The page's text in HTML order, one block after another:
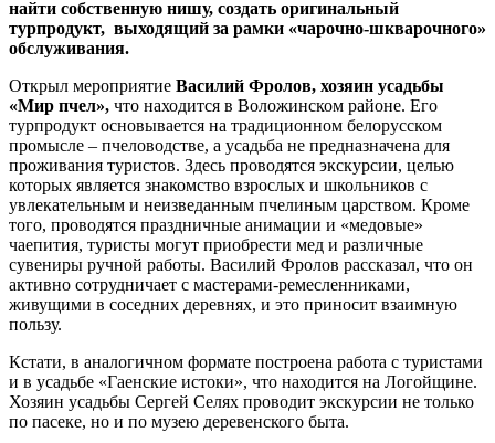
найти собственную нишу, создать оригинальный
турпродукт, выходящий за рамки «чарочно-шкварочного»
обслуживания.
Открыл мероприятие Василий Фролов, хозяин усадьбы
«Мир пчел», что находится в Воложинском районе. Его
турпродукт основывается на традиционном белорусском
промысле – пчеловодстве, а усадьба не предназначена для
проживания туристов. Здесь проводятся экскурсии, целью
которых является знакомство взрослых и школьников с
увлекательным и неизведанным пчелиным царством. Кроме
того, проводятся праздничные анимации и «медовые»
чаепития, туристы могут приобрести мед и различные
сувениры ручной работы. Василий Фролов рассказал, что он
активно сотрудничает с мастерами-ремесленниками,
живущими в соседних деревнях, и это приносит взаимную
пользу.
Кстати, в аналогичном формате построена работа с туристами
и в усадьбе «Гаенские истоки», что находится на Логойщине.
Хозяин усадьбы Сергей Селях проводит экскурсии не только
по пасеке, но и по музею деревенского быта.